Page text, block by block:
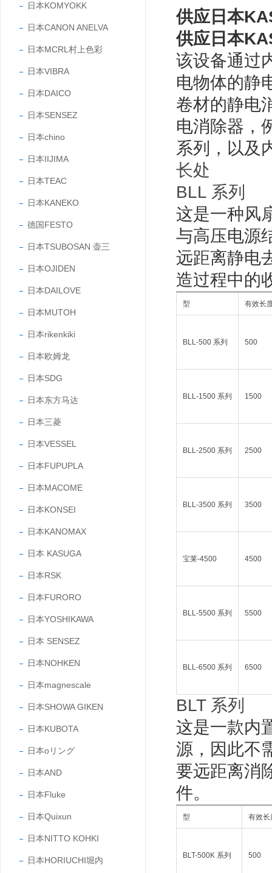
日本KOMYOKK
日本CANON ANELVA
日本MCRL村上色彩
日本VIBRA
日本DAICO
日本SENSEZ
日本chino
日本IIJIMA
日本TEAC
日本KANEKO
德国FESTO
日本TSUBOSAN 壶三
日本OJIDEN
日本DAILOVE
日本MUTOH
日本rikenkiki
日本欧姆龙
日本SDG
日本东方马达
日本三菱
日本VESSEL
日本FUPUPLA
日本MACOME
日本KONSEI
日本KANOMAX
日本 KASUGA
日本RSK
日本FURORO
日本YOSHIKAWA
日本 SENSEZ
日本NOHKEN
日本magnescale
日本SHOWA GIKEN
日本KUBOTA
日本oリング
日本AND
日本Fluke
日本Quixun
日本NITTO KOHKI
日本HORIUCHI堀内
供应日本
供应日本
该设备通过
电物体的静
卷材的静电
电消除器，
系列，以及
长处
BLL 系列
这是一种风
与高压电源
远距离静电
造过程中的
型 有效长
BLL-500 系列 500
BLL-1500 系列 1500
BLL-2500 系列 2500
BLL-3500 系列 3500
宝莱-4500 4500
BLL-5500 系列 5500
BLL-6500 系列 6500
BLT 系列
这是一款内
源，因此不
要远距离消
件。
型 有效长
BLT-500K 系列 500